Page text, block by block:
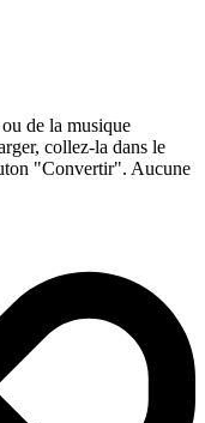
de la musique
collez-la dans le
"Convertir". Aucune